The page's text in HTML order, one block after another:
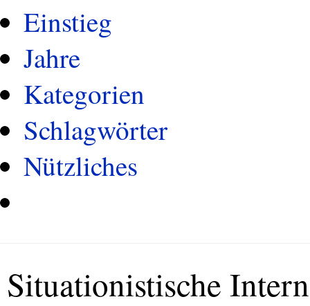
Einstieg
Jahre
Kategorien
Schlagwörter
Nützliches
Situationistische